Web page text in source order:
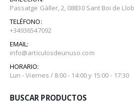
Passatge Gàller, 2, 08830 Sant Boi de
TELÉFONO:
+34936547092
EMAIL:
info@articulosdeunuso.com
HORARIO:
Lun - Viernes / 8:00 - 14:00 y 15:00 - 17:30
BUSCAR PRODUCTOS